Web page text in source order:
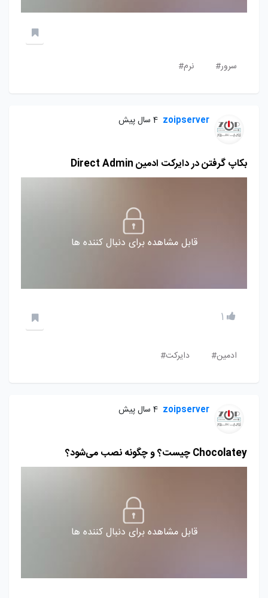
سرور# نرم#
zoipserver 4 سال پیش
بکاپ گرفتن در دایرکت ادمین Direct Admin
قابل مشاهده برای دنبال کننده ها
1
ادمین# دایرکت#
zoipserver 4 سال پیش
Chocolatey چیست؟ و چگونه نصب می‌شود؟
قابل مشاهده برای دنبال کننده ها